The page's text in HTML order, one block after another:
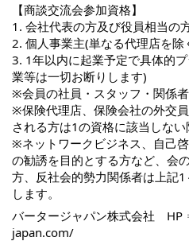
【商談交流会参加資格】
1. 会社代表の方及び役員相当の
2. 個人事業主(単なる代理店を除
3. 1年以内に起業予定で具体的
業等は一切お断りします)
※会員の社員・スタッフ・関係者
※保険代理店、保険会社の外交
される方は1の資格に該当しない
※ネットワークビジネス、自己
の勧誘を目的とする方など、会
方、反社会的勢力関係者は上記
します。
バータージャパン株式会社
japan.com/